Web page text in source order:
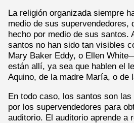
La religión organizada siempre
medio de sus supervendedores,
hecho por medio de sus santos.
santos no han sido tan visibles
Mary Baker Eddy, o Ellen
están allí, ya sea que hablen el
Aquino, de la madre María, o de
En todo caso, los santos son
por los supervendedores para
auditorio. El auditorio aprende a